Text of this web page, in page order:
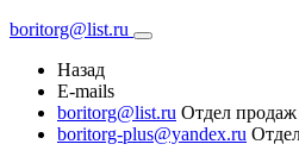
boritorg@list.ru
Назад
E-mails
boritorg@list.ru Отдел продаж
boritorg-plus@yandex.ru